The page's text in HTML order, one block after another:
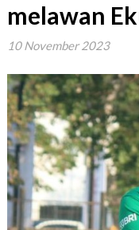
melawan
10 November 2023